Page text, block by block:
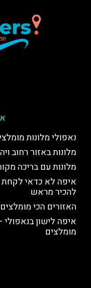
נאפולי מלונות
מלונות באזור רחוב
מלונות עם בריכה
איפה לא כדאי לקחת
להכיר מראש
האזורים הכי
איפה לישון
מומלצים